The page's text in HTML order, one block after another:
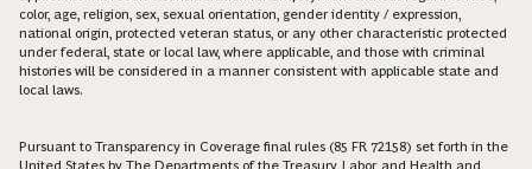
color, age, religion, sex, sexual orientation, gender identity / expression,
national origin, protected veteran status, or any other characteristic protected
under federal, state or local law, where applicable, and those with criminal
histories will be considered in a manner consistent with applicable state and
local laws.
Pursuant to Transparency in Coverage final rules (85 FR 72158) set forth in the